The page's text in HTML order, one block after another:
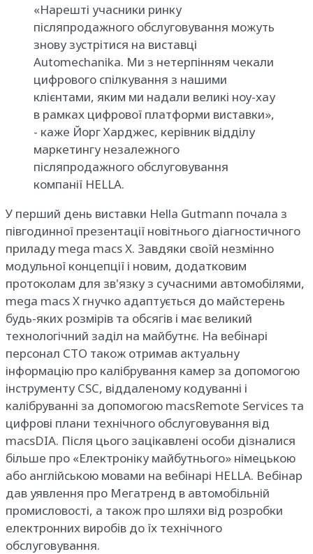
«Нарешті учасники ринку
післяпродажного обслуговування можуть
знову зустрітися на виставці
Automechanika. Ми з нетерпінням чекали
цифрового спілкування з нашими
клієнтами, яким ми надали великі ноу-хау
в рамках цифрової платформи виставки»,
- каже Йорг Харджес, керівник відділу
маркетингу незалежного
післяпродажного обслуговування
компанії HELLA.
У перший день виставки Hella Gutmann почала з
півгодинної презентації новітнього діагностичного
приладу mega macs X. Завдяки своїй незмінно
модульної концепції і новим, додатковим
протоколам для зв'язку з сучасними автомобілями,
mega macs X гнучко адаптується до майстерень
будь-яких розмірів та обсягів і має великий
технологічний заділ на майбутнє. На вебінарі
персонал СТО також отримав актуальну
інформацію про калібрування камер за допомогою
інструменту CSC, віддаленому кодуванні і
калібруванні за допомогою macsRemote Services та
цифрові плани технічного обслуговування від
macsDIA. Після цього зацікавлені особи дізналися
більше про «Електроніку майбутнього» німецькою
або англійською мовами на вебінарі HELLA. Вебінар
дав уявлення про Мегатренд в автомобільній
промисловості, а також про шляхи від розробки
електронних виробів до їх технічного
обслуговування.